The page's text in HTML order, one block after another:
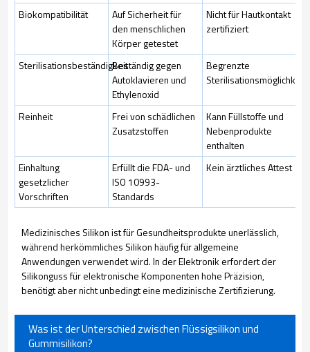
Biokompatibilität
Auf Sicherheit für
den menschlichen
Körper getestet
Nicht für Hautkontakt
zertifiziert
SterilisationsbeständigkeitBeständig gegen
Autoklavieren und
Ethylenoxid
Begrenzte
Reinheit
Frei von schädlichen
Zusatzstoffen
Kann Füllstoffe und
Nebenprodukte
enthalten
Einhaltung
gesetzlicher
Vorschriften
Erfüllt die FDA- und
ISO 10993-
Standards
Kein ärztliches Attest
Medizinisches Silikon ist für Gesundheitsprodukte unerlässlich,
während herkömmliches Silikon häufig für allgemeine
Anwendungen verwendet wird. In der Elektronik erfordert der
Silikonguss für elektronische Komponenten hohe Präzision,
benötigt aber nicht unbedingt eine medizinische Zertifizierung.
Was ist der Unterschied zwischen Flüssigsilikon und
Gummisilikon?